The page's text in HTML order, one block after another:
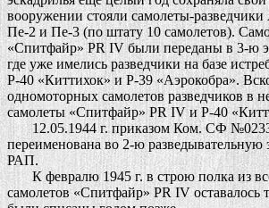
вооружении стояли самолеты-
Пе-2 и Пе-3 (по штату 10 самолетов).
«Спитфайр» PR IV были переданы в 3-ю
где уже имелись разведчики на базе
Р-40 «Киттихок» и Р-39 «Аэрокобра».
одномоторных самолетов разведчиков в
самолеты «Спитфайр» PR IV и Р-40
12.05.1944 г. приказом Ком. СФ
переименована во 2-ю разведывательную
РАП.
К февралю 1945 г. в строю полка из
самолетов «Спитфайр» PR IV оставалось